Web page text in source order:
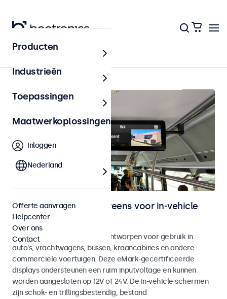
In-vehicle
Monitoren en touchscreens voor in-vehicle
gebruik
Monitoren en touchscreens ontworpen voor gebruik in
auto's, vrachtwagens, bussen, kraancabines en andere
commerciele voertuigen. Deze eMark-gecertificeerde
displays ondersteunen een ruim inputvoltage en kunnen
worden aangesloten op 12V of 24V. De in-vehicle schermen
zijn schok- en trillingsbestendig, bestand
Producten
Industrieën
Toepassingen
Maatwerkoplossingen
Inloggen
Nederland
Offerte aanvragen
Helpcenter
Over ons
Contact